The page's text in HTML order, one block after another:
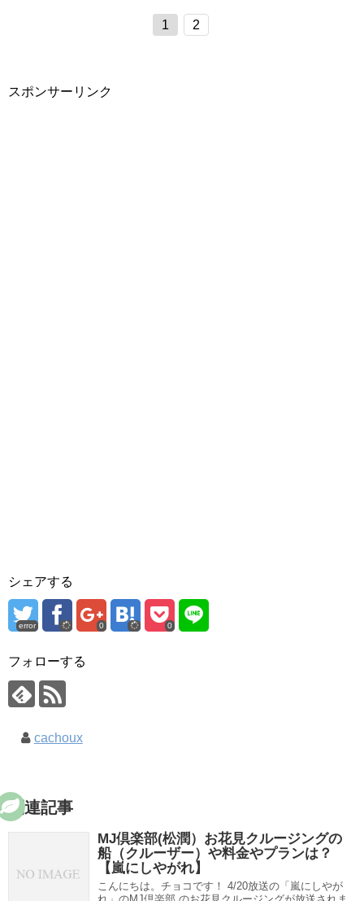
1 2
スポンサーリンク
シェアする
error 0 0
フォローする
cachoux
関連記事
MJ倶楽部(松潤）お花見クルージングの
船（クルーザー）や料金やプランは？
【嵐にしやがれ】
こんにちは。チョコです！ 4/20放送の「嵐にしやが